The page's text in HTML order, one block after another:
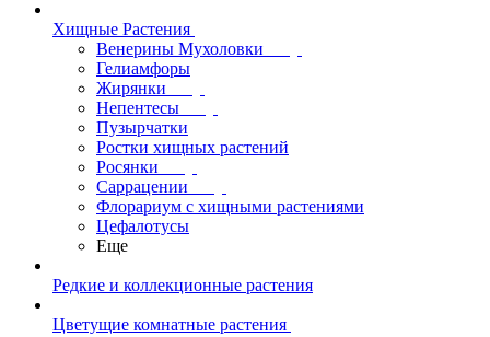
Хищные Растения
Венерины Мухоловки
Гелиамфоры
Жирянки
Непентесы
Пузырчатки
Ростки хищных растений
Росянки
Саррацении
Флорариум с хищными растениями
Цефалотусы
Еще
Редкие и коллекционные растения
Цветущие комнатные растения